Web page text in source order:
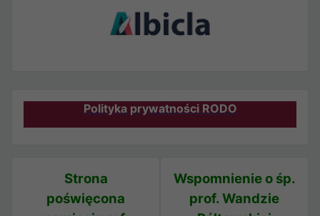
Polityka prywatności RODO
Strona
poświęcona
Wspomnienie o śp.
prof. Wandzie